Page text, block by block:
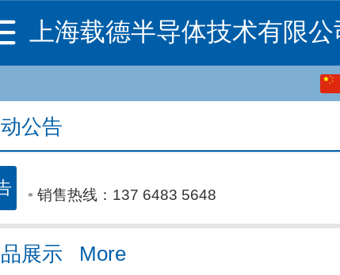
上海载德半导体技术有限
公告
销售热线：137 6483 5648
销售热线：137 6483 5648
展示   More